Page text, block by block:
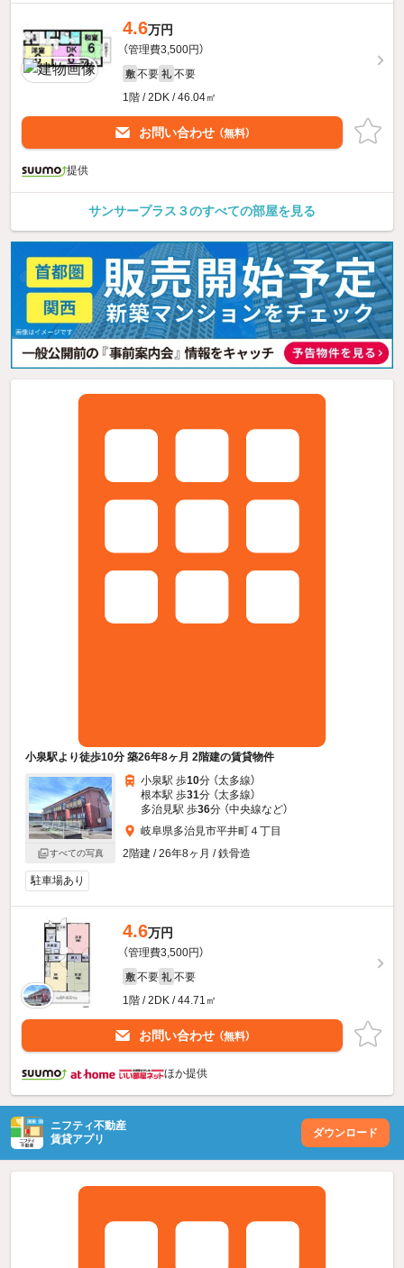
4.6万円
（管理費3,500円）
敷 不要 礼 不要
1階 / 2DK / 46.04㎡
お問い合わせ （無料）
提供
サンサープラス３のすべての部屋を見る
小泉駅より徒歩10分 築26年8ヶ月 2階建の賃貸物件
すべての写真
小泉駅 歩10分 （太多線）
根本駅 歩31分 （太多線）
多治見駅 歩36分 （中央線など）
岐阜県多治見市平井町４丁目
2階建 / 26年8ヶ月 / 鉄骨造
駐車場あり
4.6万円
（管理費3,500円）
敷 不要 礼 不要
1階 / 2DK / 44.71㎡
お問い合わせ （無料）
ほか提供
ニフティ不動産
賃貸アプリ
ダウンロード